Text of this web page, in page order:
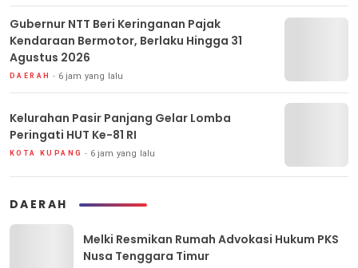
Gubernur NTT Beri Keringanan Pajak
Kendaraan Bermotor, Berlaku Hingga 31
Agustus 2026
DAERAH 6 jam yang lalu
Kelurahan Pasir Panjang Gelar Lomba
Peringati HUT Ke-81 RI
KOTA KUPANG 6 jam yang lalu
DAERAH
Melki Resmikan Rumah Advokasi Hukum PKS
Nusa Tenggara Timur